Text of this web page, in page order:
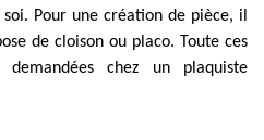
Pour une création de pièce, il
de cloison ou placo. Toute ces
chez un plaquiste